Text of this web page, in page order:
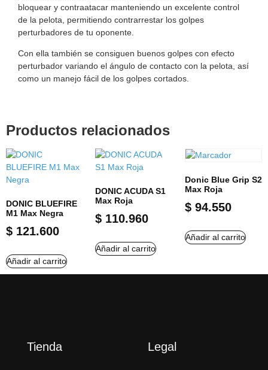
bloquear y contraatacar manteniendo un excelente control
de la pelota, permitiendo contrarrestar los golpes
perturbadores de tu oponente.
Con ella también se consiguen buenos golpes con efecto
perturbador variando el ángulo de contacto con la pelota, así
como un manejo fácil de los golpes cortados.
Productos relacionados
DONIC BLUEFIRE
M1 Max Negra
$ 121.600
Añadir al carrito
DONIC ACUDA S1
Max Roja
$ 110.960
Añadir al carrito
Donic Blue Grip S2
Max Roja
$94.550
Añadir al carrito
Tienda Legal